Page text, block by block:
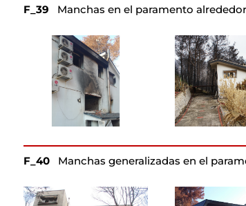
F_39 Manchas en el paramento
F_40 Manchas generalizadas en el